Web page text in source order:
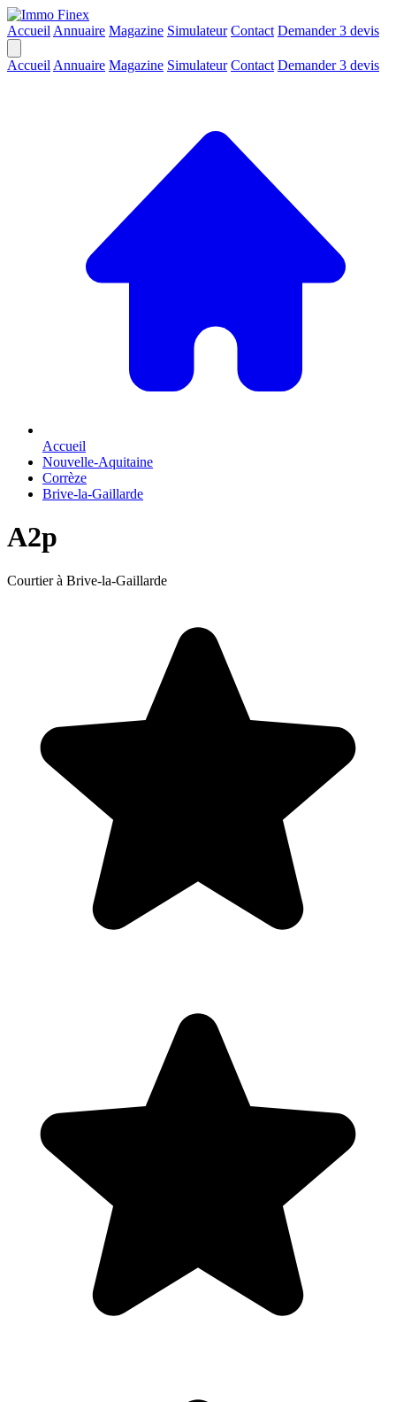
Accueil Annuaire Magazine Simulateur Contact Demander 3 devis
Accueil Annuaire Magazine Simulateur Contact Demander 3 devis
Accueil
Nouvelle-Aquitaine
Corrèze
Brive-la-Gaillarde
A2p
Courtier à Brive-la-Gaillarde